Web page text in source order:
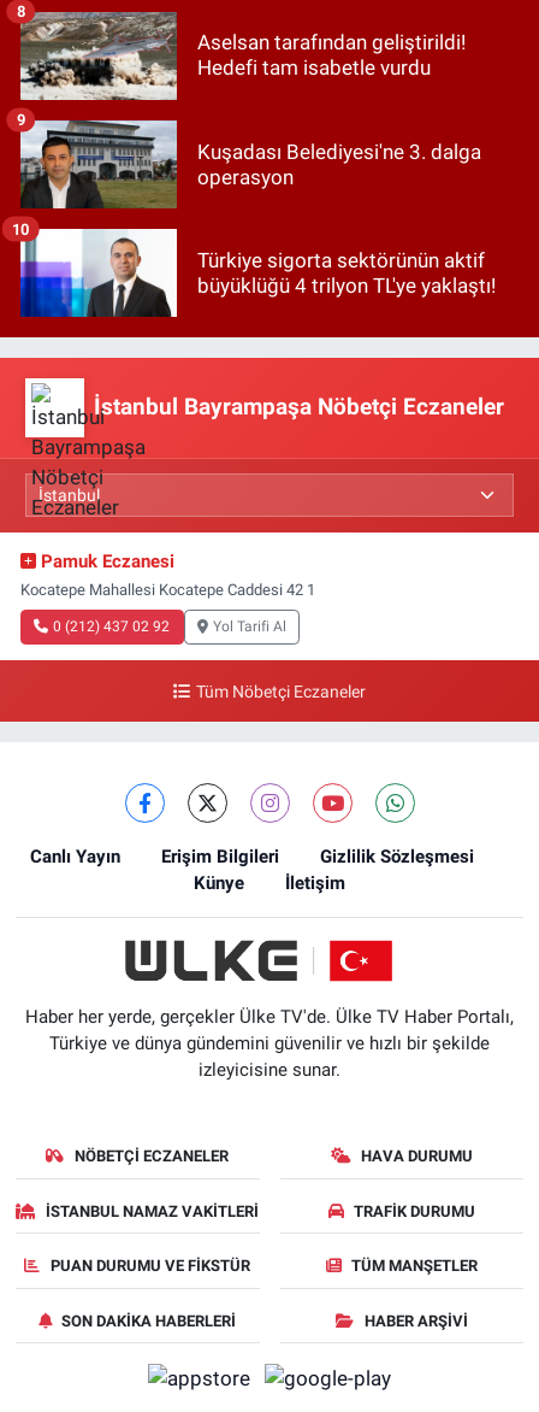
Aselsan tarafından geliştirildi!
Hedefi tam isabetle vurdu
8
Kuşadası Belediyesi'ne 3. dalga
operasyon
9
Türkiye sigorta sektörünün aktif
büyüklüğü 4 trilyon TL'ye yaklaştı!
10
İstanbul Bayrampaşa Nöbetçi Eczaneler
Pamuk Eczanesi
Kocatepe Mahallesi Kocatepe Caddesi 42 1
0 (212) 437 02 92 Yol Tarifi Al
Tüm Nöbetçi Eczaneler
Canlı Yayın Erişim Bilgileri
Gizlilik Sözleşmesi
Künye
İletişim
Haber her yerde, gerçekler Ülke TV'de. Ülke TV Haber Portalı,
Türkiye ve dünya gündemini güvenilir ve hızlı bir şekilde
izleyicisine sunar.
NÖBETÇI ECZANELER HAVA DURUMU
İSTANBUL NAMAZ VAKITLERI TRAFIK DURUMU
PUAN DURUMU VE FIKSTÜR TÜM MANŞETLER
SON DAKIKA HABERLERI HABER ARŞIVI